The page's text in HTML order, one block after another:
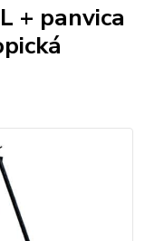
+ panvica